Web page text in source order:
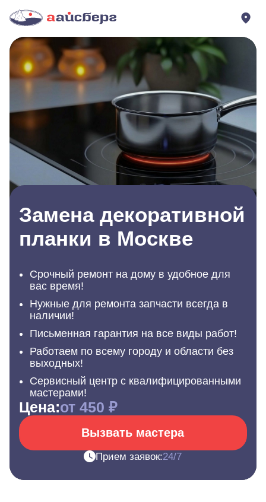
Замена декоративной
планки в Москве
Срочный ремонт на дому в удобное для
вас время!
Нужные для ремонта запчасти всегда в
наличии!
Письменная гарантия на все виды работ!
Работаем по всему городу и области без
выходных!
Сервисный центр с квалифицированными
мастерами!
Цена:от 450 ₽
Вызвать мастера
Прием заявок:24/7